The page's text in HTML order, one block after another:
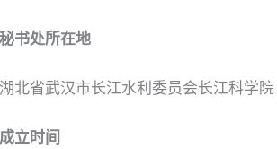
秘书处所在地
湖北省武汉市长江水利委员会长江科学院
成立时间